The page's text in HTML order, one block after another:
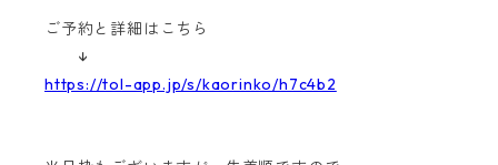
ご予約と詳細はこちら
↓
https://tol-app.jp/s/kaorinko/h7c4b2